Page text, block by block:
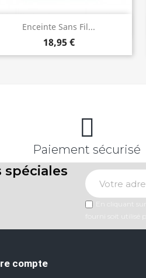
Enceinte Sans Fil...
18,95 €
Aperçu rapide
Paiement sécurisé
spéciales
compte